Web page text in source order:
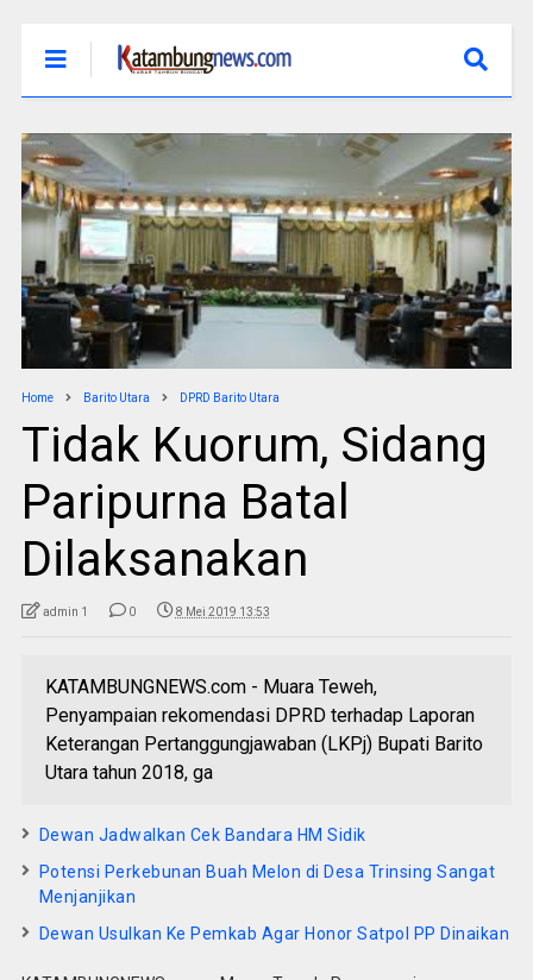
Home Barito Utara DPRD Barito Utara
Tidak Kuorum, Sidang
Paripurna Batal
Dilaksanakan
admin 1 0 8 Mei 2019 13:53
KATAMBUNGNEWS.com - Muara Teweh,
Penyampaian rekomendasi DPRD terhadap Laporan
Keterangan Pertanggungjawaban (LKPj) Bupati Barito
Utara tahun 2018, ga
Dewan Jadwalkan Cek Bandara HM Sidik
Potensi Perkebunan Buah Melon di Desa Trinsing Sangat
Menjanjikan
Dewan Usulkan Ke Pemkab Agar Honor Satpol PP Dinaikan